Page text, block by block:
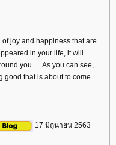
joy and happiness that are
in your life, it will
you. ... As you can see,
good that is about to come
17 มิถุนายน 2563